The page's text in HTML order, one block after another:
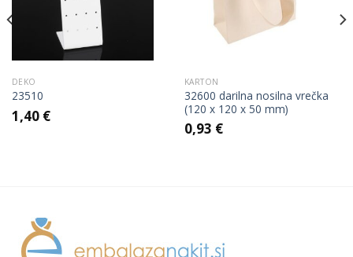
DEKO
23510
1,40 €
KARTON
32600 darilna nosilna vrečka
(120 x 120 x 50 mm)
0,93 €